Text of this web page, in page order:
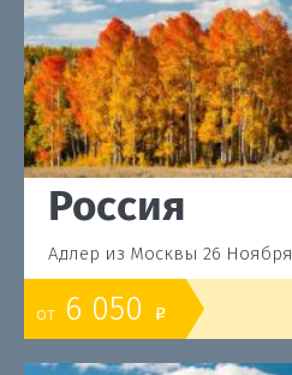
Россия
Адлер из Москвы 26 Ноября
от 6 050 o